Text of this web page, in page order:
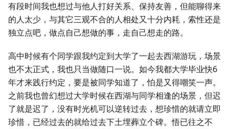
有段时间我也想过与他人打好关系、保持友善，但能聊得来
的人太少，与其它三观不合的人相处又十分内耗，索性还是
独立点吧，做点自己想做的事，走自己想走的路。
高中时候有个同学跟我约定到大学了一起去西湖游玩，场景
也不太正式，我也只当做随口一说。如今我都大学毕业快6
年才来践行约定，要是被同学知道了，怕是又得嘲笑一声。
之前我也曾幻想过大学时候在西湖与同学相逢的场景，但迟
了就是迟了，没有时光机可以逆转过去，想珍惜的就请立即
珍惜，已经过去的就给过去下土埋葬立个碑。悟已往之不